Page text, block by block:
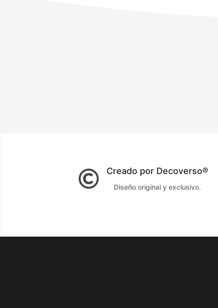
 Creado por Decoverso®
Diseño original y exclusivo.